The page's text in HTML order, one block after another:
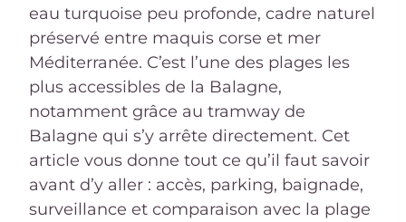
eau turquoise peu profonde, cadre naturel
préservé entre maquis corse et mer
Méditerranée. C’est l’une des plages les
plus accessibles de la Balagne,
notamment grâce au tramway de
Balagne qui s’y arrête directement. Cet
article vous donne tout ce qu’il faut savoir
avant d’y aller : accès, parking, baignade,
surveillance et comparaison avec la plage